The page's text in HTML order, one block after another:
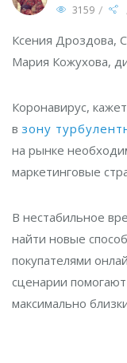
3159 /
Ксения Дроздова,
Мария Кожухова,
Коронавирус,
в зону
на рынке
маркетинговые
В нестабильное
найти новые
покупателями
сценарии
максимально